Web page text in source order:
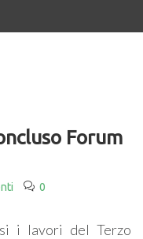
Forum
0
i lavori del Terzo